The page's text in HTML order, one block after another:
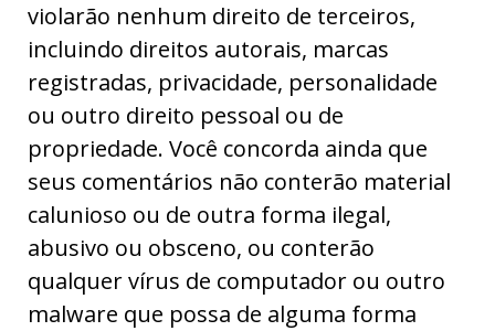
violarão nenhum direito de terceiros,
incluindo direitos autorais, marcas
registradas, privacidade, personalidade
ou outro direito pessoal ou de
propriedade. Você concorda ainda que
seus comentários não conterão material
calunioso ou de outra forma ilegal,
abusivo ou obsceno, ou conterão
qualquer vírus de computador ou outro
malware que possa de alguma forma